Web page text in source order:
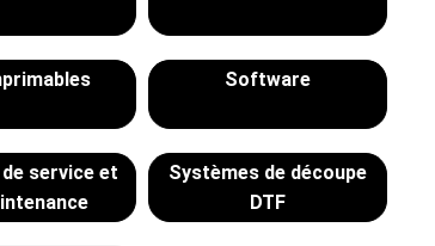
Software
service et
Systèmes de découpe
DTF